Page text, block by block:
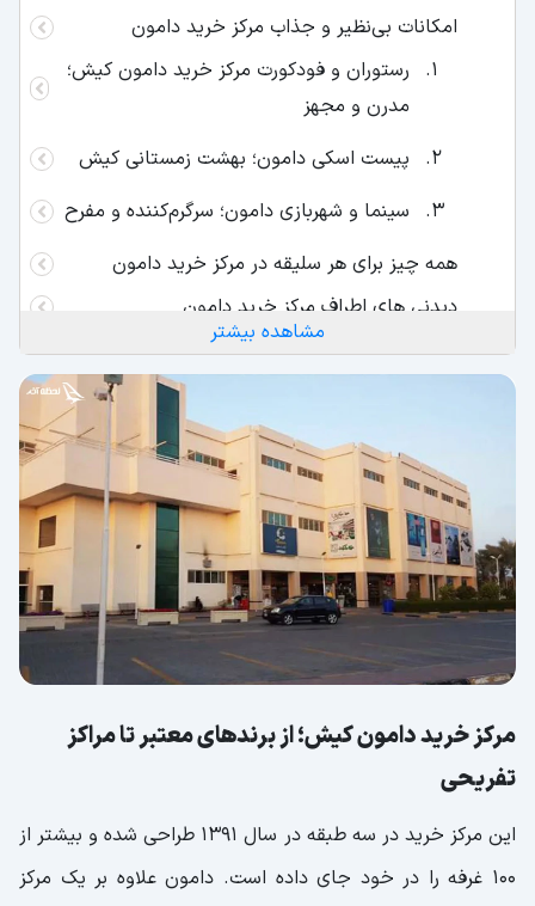
امکانات بی‌نظیر و جذاب مرکز خرید دامون
رستوران و فودکورت مرکز خرید دامون کیش؛
مدرن و مجهز
پیست اسکی دامون؛ بهشت زمستانی کیش
سینما و شهربازی دامون؛ سرگرم‌کننده و مفرح
همه چیز برای هر سلیقه در مرکز خرید دامون
دیدنی های اطراف مرکز خرید دامون
شهر باستانی حریره
درخت سبز کیش
شهر زیرزمینی کاریز
کلوپ دریایی سی من
ساعت کاری مرکز خرید دامون
نظرات مرکز خرید دامون کیش؛ مثبت و
مشاهده بیشتر
مرکز خرید دامون کیش؛ از برندهای معتبر تا مراکز
تفریحی
این مرکز خرید در سه طبقه در سال 1391 طراحی شده و بیشتر از
100 غرفه را در خود جای داده است. دامون علاوه بر یک مرکز